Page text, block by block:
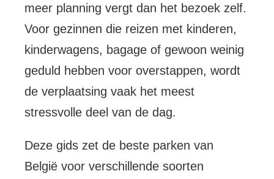
meer planning vergt dan het bezoek zelf.
Voor gezinnen die reizen met kinderen,
kinderwagens, bagage of gewoon weinig
geduld hebben voor overstappen, wordt
de verplaatsing vaak het meest
stressvolle deel van de dag.
Deze gids zet de beste parken van
België voor verschillende soorten